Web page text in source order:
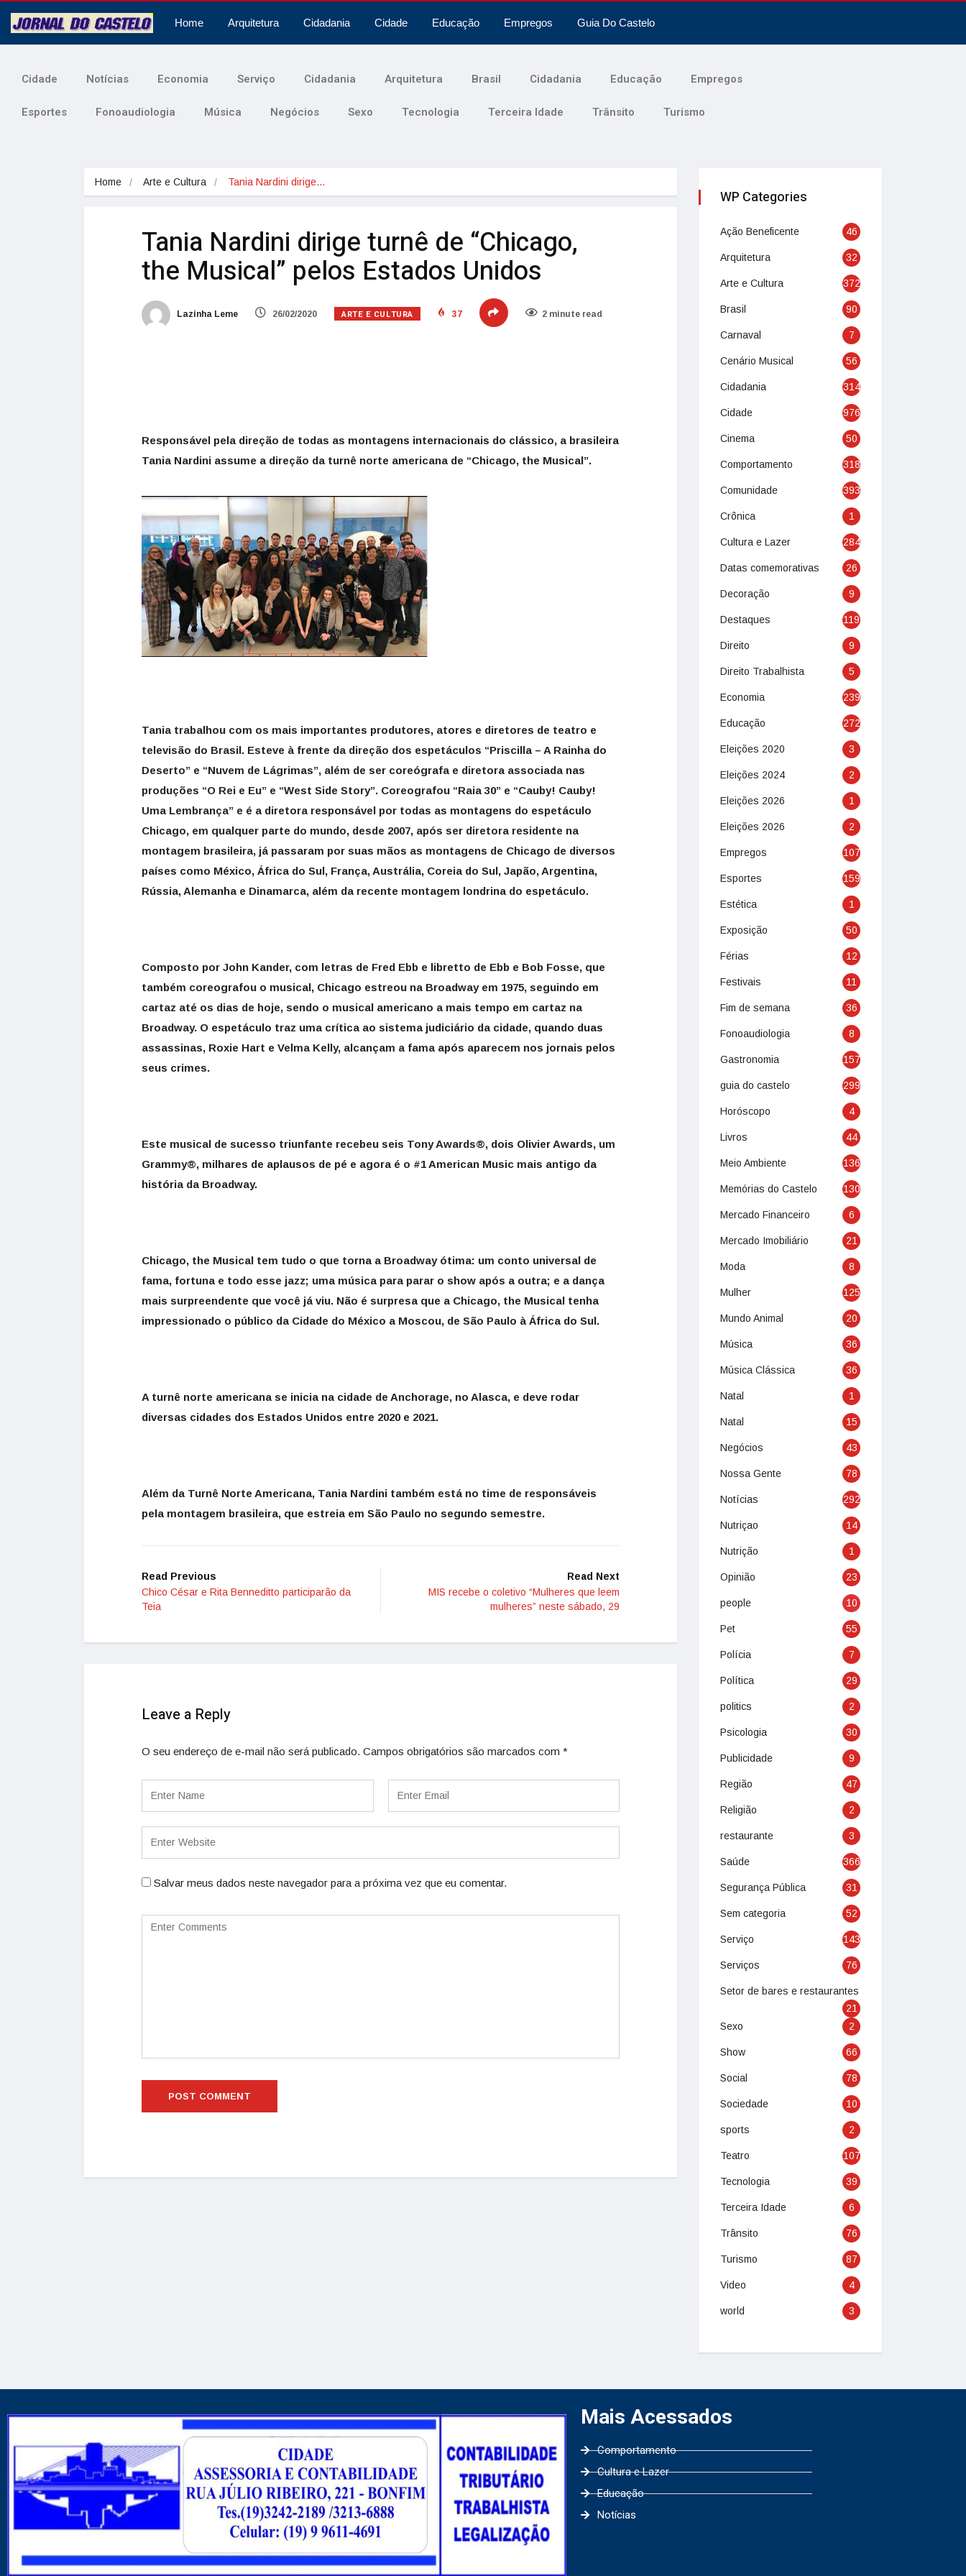
Home Arquitetura Cidadania Cidade Educação Empregos Guia Do Castelo
Cidade Notícias Economia Serviço Cidadania Arquitetura Brasil Cidadania Educação Empregos
Esportes Fonoaudiologia Música Negócios Sexo Tecnologia Terceira Idade Trânsito Turismo
Home Arte e Cultura Tania Nardini dirige…
Tania Nardini dirige turnê de “Chicago,
the Musical” pelos Estados Unidos
Lazinha Leme 26/02/2020 ARTE E CULTURA 37 2 minute read
Responsável pela direção de todas as montagens internacionais do clássico, a brasileira
Tania Nardini assume a direção da turnê norte americana de “Chicago, the Musical”.
Tania trabalhou com os mais importantes produtores, atores e diretores de teatro e
televisão do Brasil. Esteve à frente da direção dos espetáculos “Priscilla – A Rainha do
Deserto” e “Nuvem de Lágrimas”, além de ser coreógrafa e diretora associada nas
produções “O Rei e Eu” e “West Side Story”. Coreografou “Raia 30” e “Cauby! Cauby!
Uma Lembrança” e é a diretora responsável por todas as montagens do espetáculo
Chicago, em qualquer parte do mundo, desde 2007, após ser diretora residente na
montagem brasileira, já passaram por suas mãos as montagens de Chicago de diversos
países como México, África do Sul, França, Austrália, Coreia do Sul, Japão, Argentina,
Rússia, Alemanha e Dinamarca, além da recente montagem londrina do espetáculo.
Composto por John Kander, com letras de Fred Ebb e libretto de Ebb e Bob Fosse, que
também coreografou o musical, Chicago estreou na Broadway em 1975, seguindo em
cartaz até os dias de hoje, sendo o musical americano a mais tempo em cartaz na
Broadway. O espetáculo traz uma crítica ao sistema judiciário da cidade, quando duas
assassinas, Roxie Hart e Velma Kelly, alcançam a fama após aparecem nos jornais pelos
seus crimes.
Este musical de sucesso triunfante recebeu seis Tony Awards®, dois Olivier Awards, um
Grammy®, milhares de aplausos de pé e agora é o #1 American Music mais antigo da
história da Broadway.
Chicago, the Musical tem tudo o que torna a Broadway ótima: um conto universal de
fama, fortuna e todo esse jazz; uma música para parar o show após a outra; e a dança
mais surpreendente que você já viu. Não é surpresa que a Chicago, the Musical tenha
impressionado o público da Cidade do México a Moscou, de São Paulo à África do Sul.
A turnê norte americana se inicia na cidade de Anchorage, no Alasca, e deve rodar
diversas cidades dos Estados Unidos entre 2020 e 2021.
Além da Turnê Norte Americana, Tania Nardini também está no time de responsáveis
pela montagem brasileira, que estreia em São Paulo no segundo semestre.
Read Previous
Chico César e Rita Benneditto participarão da
Teia
Read Next
MIS recebe o coletivo “Mulheres que leem
mulheres” neste sábado, 29
Leave a Reply
O seu endereço de e-mail não será publicado. Campos obrigatórios são marcados com *
Salvar meus dados neste navegador para a próxima vez que eu comentar.
WP Categories
Ação Beneficente 46
Arquitetura 32
Arte e Cultura 372
Brasil 90
Carnaval 7
Cenário Musical 56
Cidadania 314
Cidade 976
Cinema 50
Comportamento 318
Comunidade 393
Crônica 1
Cultura e Lazer 284
Datas comemorativas 26
Decoração 9
Destaques 119
Direito 9
Direito Trabalhista 5
Economia 239
Educação 272
Eleições 2020 3
Eleições 2024 2
Eleições 2026 1
Eleições 2026 2
Empregos 107
Esportes 159
Estética 1
Exposição 50
Férias 12
Festivais 11
Fim de semana 36
Fonoaudiologia 8
Gastronomia 157
guia do castelo 299
Horóscopo 4
Livros 44
Meio Ambiente 136
Memórias do Castelo 130
Mercado Financeiro 6
Mercado Imobiliário 21
Moda 8
Mulher 125
Mundo Animal 20
Música 36
Música Clássica 36
Natal 1
Natal 15
Negócios 43
Nossa Gente 78
Notícias 292
Nutriçao 14
Nutrição 1
Opinião 23
people 10
Pet 55
Polícia 7
Política 29
politics 2
Psicologia 30
Publicidade 9
Região 47
Religião 2
restaurante 3
Saúde 366
Segurança Pública 31
Sem categoria 52
Serviço 143
Serviços 76
Setor de bares e restaurantes
21
Sexo
2
Show 66
Social 78
Sociedade 10
sports 2
Teatro 107
Tecnologia 39
Terceira Idade 6
Trânsito 76
Turismo 87
Video 4
world 3
Mais Acessados
Comportamento
Cultura e Lazer
Educação
Notícias